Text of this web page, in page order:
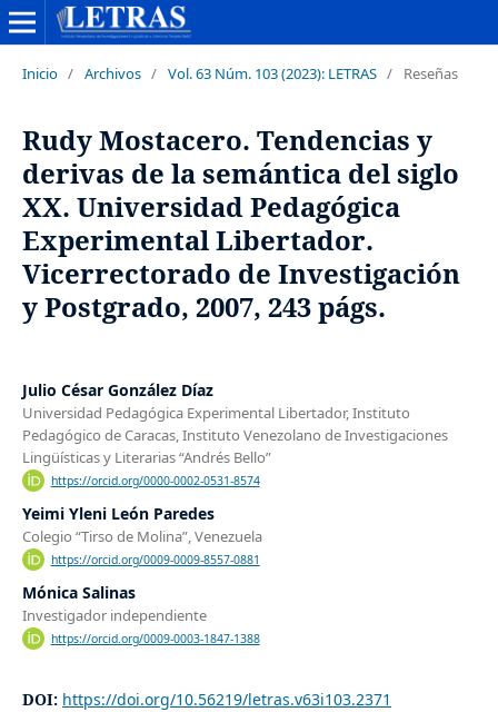
Inicio / Archivos / Vol. 63 Núm. 103 (2023): LETRAS / Reseñas
Rudy Mostacero. Tendencias y
derivas de la semántica del siglo
XX. Universidad Pedagógica
Experimental Libertador.
Vicerrectorado de Investigación
y Postgrado, 2007, 243 págs.
Julio César González Díaz
Universidad Pedagógica Experimental Libertador, Instituto
Pedagógico de Caracas, Instituto Venezolano de Investigaciones
Lingüísticas y Literarias “Andrés Bello”
https://orcid.org/0000-0002-0531-8574
Yeimi Yleni León Paredes
Colegio “Tirso de Molina”, Venezuela
https://orcid.org/0009-0009-8557-0881
Mónica Salinas
Investigador independiente
https://orcid.org/0009-0003-1847-1388
DOI: https://doi.org/10.56219/letras.v63i103.2371